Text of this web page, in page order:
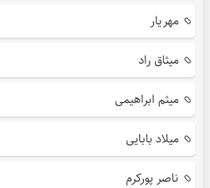
مهریار
میثاق راد
میثم ابراهیمی
میلاد بابایی
ناصر پورکرم